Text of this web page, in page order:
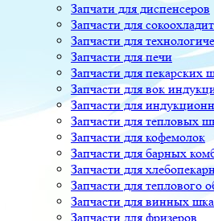
Запчати для диспенсеров
Запчасти для
Запчасти для
Запчасти для печи
Запчасти для пекарских
Запчасти для вок
Запчасти для
Запчасти для тепловых
Запчасти для кофемолок
Запчасти для барных
Запчасти для
Запчасти для теплового
Запчасти для винных
Запчасти для фризеров